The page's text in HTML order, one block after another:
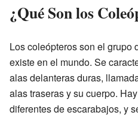
¿Qué Son los
Los coleópteros son el grupo
existe en el mundo. Se
alas delanteras duras,
alas traseras y su cuerpo.
diferentes de escarabajos, y